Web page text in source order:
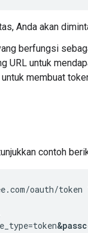
Anda akan
berfungsi
URL untuk
untuk membuat
contoh
oauth/token